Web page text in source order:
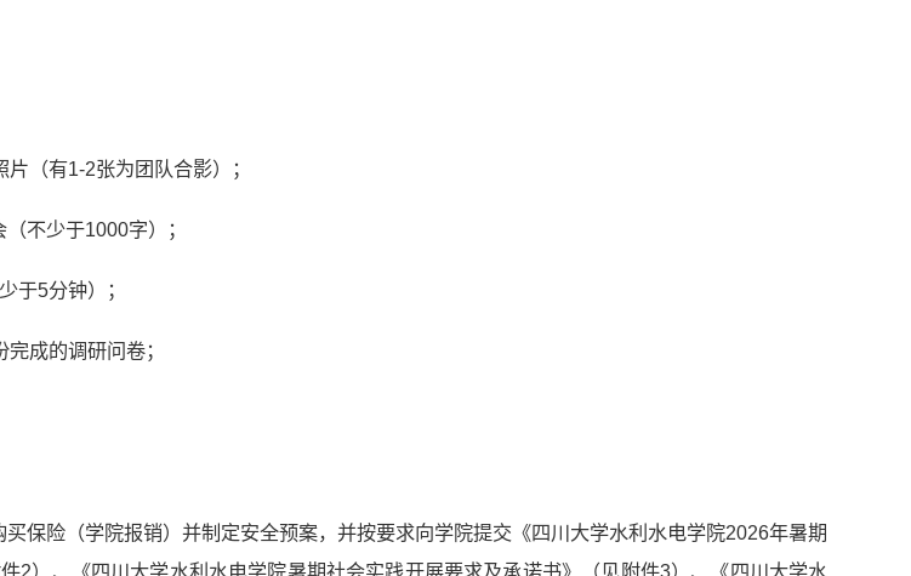
（有1-2张为团队合影）；
不少于1000字）；
于5分钟）；
成的调研问卷；
买保险（学院报销）并制定安全预案，并按要求向学院提交《四川大学水利水电学院2026年暑期